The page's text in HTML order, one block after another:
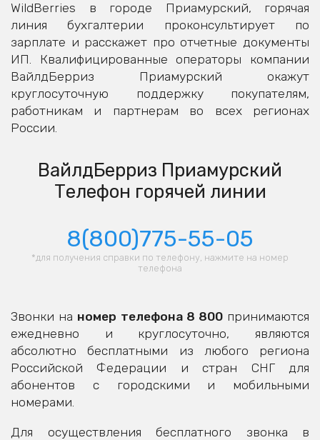
WildBerries в городе Приамурский, горячая
линия бухгалтерии проконсультирует по
зарплате и расскажет про отчетные документы
ИП. Квалифицированные операторы компании
ВайлдБерриз Приамурский окажут
круглосуточную поддержку покупателям,
работникам и партнерам во всех регионах
России.
ВайлдБерриз Приамурский
Телефон горячей линии
8(800)775-55-05
*для получения справки по телефону, нажмите на номер
телефона
Звонки на номер телефона 8 800принимаются
ежедневно и круглосуточно, являются
абсолютно бесплатными из любого региона
Российской Федерации и стран СНГ для
абонентов с городскими и мобильными
номерами.
Для осуществления бесплатного звонка в